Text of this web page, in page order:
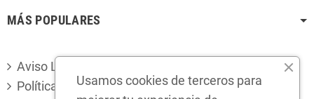
MÁS POPULARES
Aviso Legal
Política de privacidadUsamos cookies de terceros para